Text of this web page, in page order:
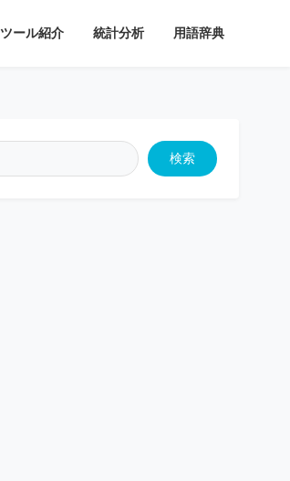
ツール紹介 統計分析 用語辞典
検索